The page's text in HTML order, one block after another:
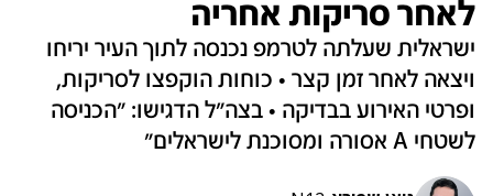
לאחר סריקות אחריה
ישראלית שעלתה לטרמפ נכנסה לתוך העיר יריחו
ויצאה לאחר זמן קצר • כוחות הוקפצו לסריקות,
ופרטי האירוע בבדיקה • בצה"ל הדגישו: "הכניסה
לשטחי A אסורה ומסוכנת לישראלים"